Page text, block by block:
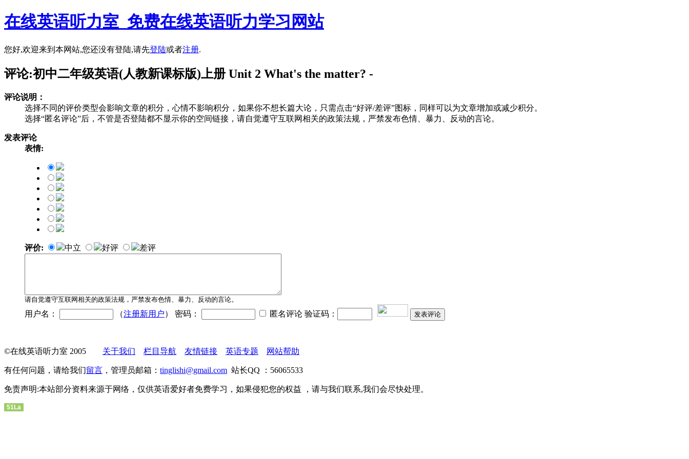
在线英语听力室_免费在线英语听力学习网站
您好,欢迎来到本网站,您还没有登陆,请先登陆或者注册.
评论:初中二年级英语(人教新课标版)上册 Unit 2 What's the matter? -
评论说明：
选择不同的评价类型会影响文章的积分，心情不影响积分，如果你不想长篇大论，只需点击“好评/差评”图标，同样可以为文章增加或减少积分。
选择“匿名评论”后，不管是否登陆都不显示你的空间链接，请自觉遵守互联网相关的政策法规，严禁发布色情、暴力、反动的言论。
发表评论
表情:
评价: 中立 好评 差评
请自觉遵守互联网相关的政策法规，严禁发布色情、暴力、反动的言论。
用户名： （注册新用户） 密码： 匿名评论 验证码： 发表评论
©在线英语听力室 2005 关于我们 栏目导航 友情链接 英语专题 网站帮助
有任何问题，请给我们留言 ，管理员邮箱： tinglishi@gmail.com 站长QQ ：56065533
免责声明:本站部分资料来源于网络，仅供英语爱好者免费学习，如果侵犯您的权益 ，请与我们联系,我们会尽快处理。
51La